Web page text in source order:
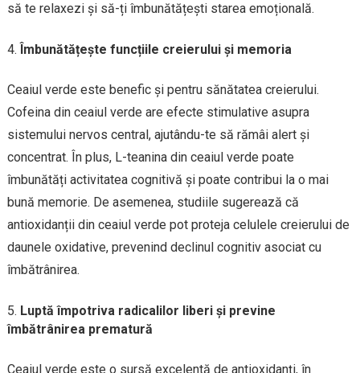
să te relaxezi și să-ți îmbunătățești starea emoțională.
Îmbunătățește funcțiile creierului și memoria
Ceaiul verde este benefic și pentru sănătatea creierului.
Cofeina din ceaiul verde are efecte stimulative asupra
sistemului nervos central, ajutându-te să rămâi alert și
concentrat. În plus, L-teanina din ceaiul verde poate
îmbunătăți activitatea cognitivă și poate contribui la o mai
bună memorie. De asemenea, studiile sugerează că
antioxidanții din ceaiul verde pot proteja celulele creierului de
daunele oxidative, prevenind declinul cognitiv asociat cu
îmbătrânirea.
Luptă împotriva radicalilor liberi și previne
îmbătrânirea prematură
Ceaiul verde este o sursă excelentă de antioxidanți, în